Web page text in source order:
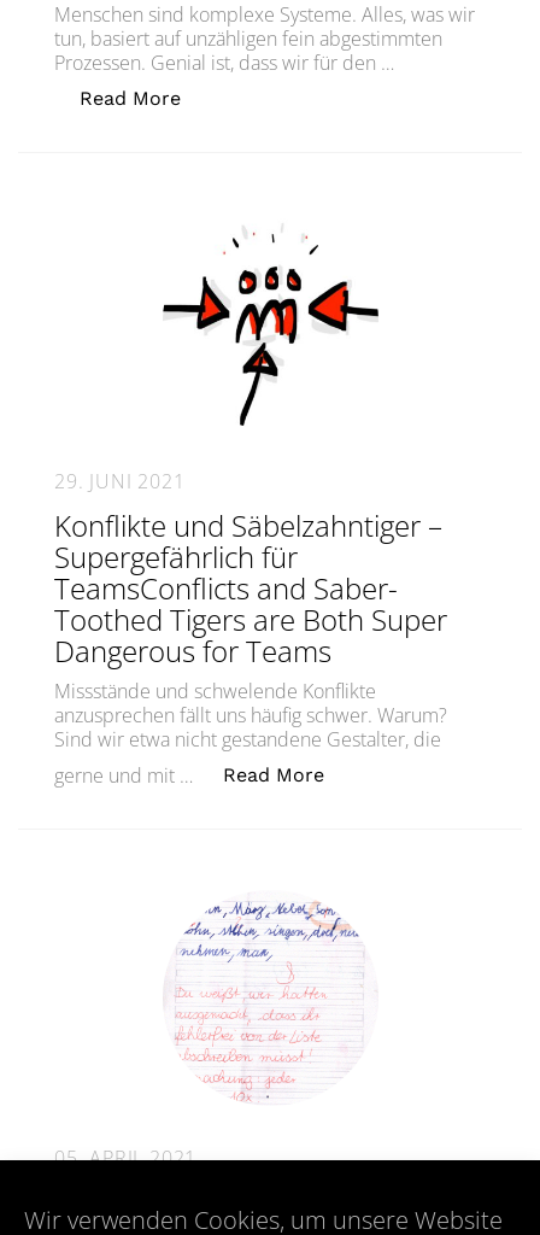
Wir verwenden Cookies, um unsere Website
Menschen sind komplexe Systeme. Alles, was wir
tun, basiert auf unzähligen fein abgestimmten
Prozessen. Genial ist, dass wir für den …
Read More„Alles unter Kontrolle?Everything
29. JUNI 2021
Konflikte und Säbelzahntiger –
Supergefährlich für
TeamsConflicts and Saber-
Toothed Tigers are Both Super
Dangerous for Teams
Missstände und schwelende Konflikte
anzusprechen fällt uns häufig schwer. Warum?
Sind wir etwa nicht gestandene Gestalter, die
gerne und mit …
Read More„Konflikte und
05. APRIL 2021
Was tun, wenn der Kollege nicht